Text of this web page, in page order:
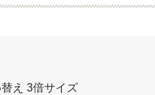
え 3倍サイズ